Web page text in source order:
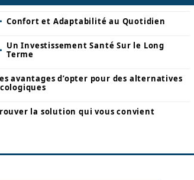
Confort et Adaptabilité au Quotidien
Un Investissement Santé Sur le Long
Terme
avantages d’opter pour des alternatives
la solution qui vous convient